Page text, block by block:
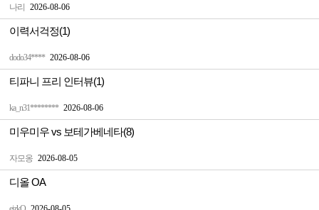
나리 2026-08-06
dodo34**** 2026-08-06
이력서걱정(1)
ka_n31******** 2026-08-06
티파니 프리 인터뷰(1)
자모옹 2026-08-05
미우미우 vs 보테가베네타(8)
디올 OA